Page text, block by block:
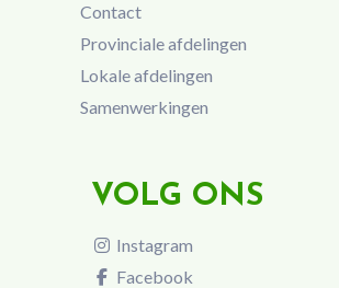
Contact
Provinciale afdelingen
Lokale afdelingen
Samenwerkingen
VOLG ONS
Instagram
Facebook